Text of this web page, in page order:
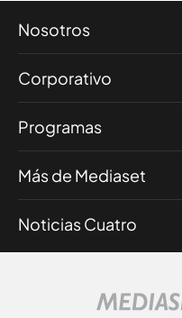
Nosotros
Corporativo
Programas
Más de Mediaset
Noticias Cuatro